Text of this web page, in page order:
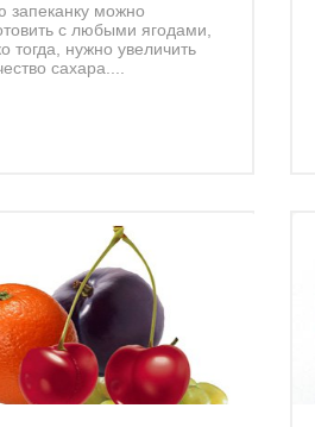
запеканку можно
с любыми ягодами,
тогда, нужно увеличить
сахара....